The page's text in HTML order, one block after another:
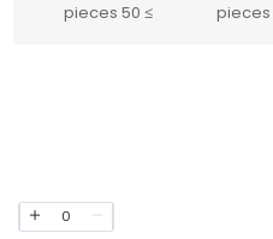
≥ 50 pieces
0